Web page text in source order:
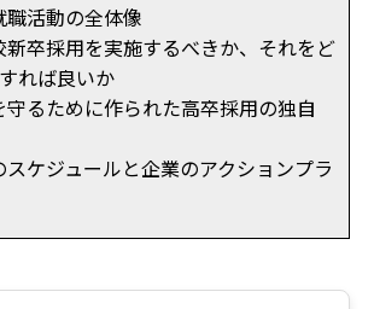
活動の全体像
新卒採用を実施するべきか、それをど
れば良いか
るために作られた高卒採用の独自
ケジュールと企業のアクションプラ